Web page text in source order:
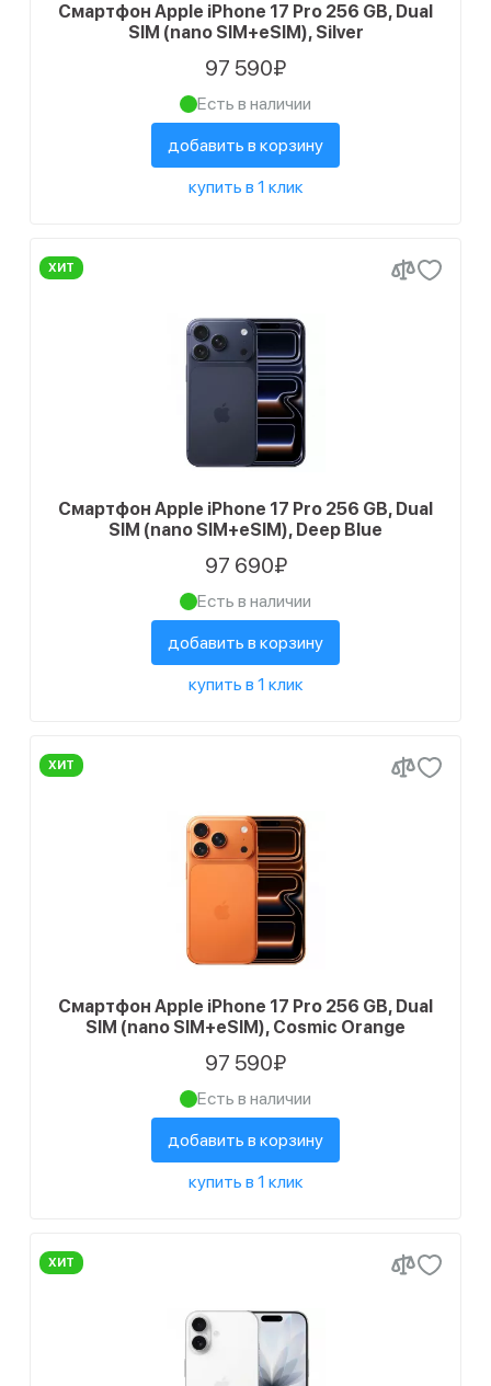
Смартфон Apple iPhone 17 Pro 256 GB, Dual
SIM (nano SIM+eSIM), Silver
97 590₽
Есть в наличии
добавить в корзину
купить в 1 клик
ХИТ
Смартфон Apple iPhone 17 Pro 256 GB, Dual
SIM (nano SIM+eSIM), Deep Blue
97 690₽
Есть в наличии
добавить в корзину
купить в 1 клик
ХИТ
Смартфон Apple iPhone 17 Pro 256 GB, Dual
SIM (nano SIM+eSIM), Cosmic Orange
97 590₽
Есть в наличии
добавить в корзину
купить в 1 клик
ХИТ